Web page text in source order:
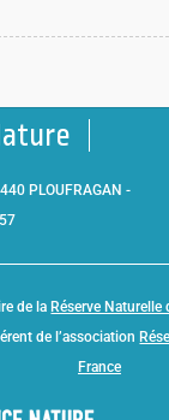
PLOUFRAGAN -
de la Réserve Naturelle
de l’association
France